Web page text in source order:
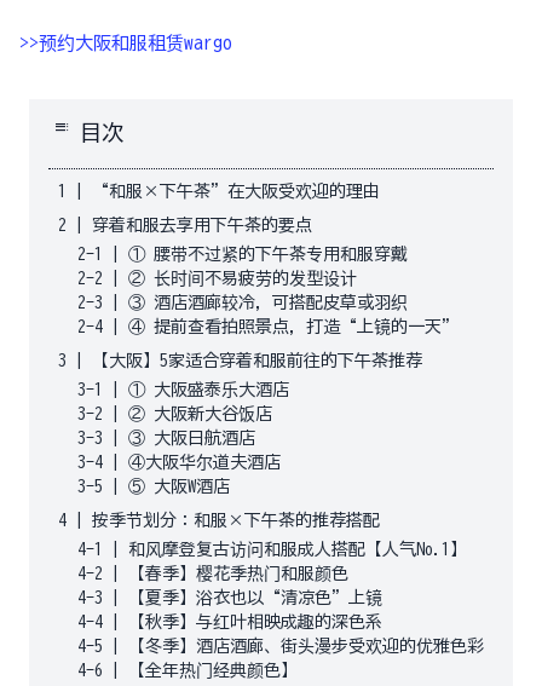
>>预约大阪和服租赁wargo
toc 目次
1
“和服×下午茶”在大阪受欢迎的理由
2
穿着和服去享用下午茶的要点
2-1
① 腰带不过紧的下午茶专用和服穿戴
2-2
② 长时间不易疲劳的发型设计
2-3
③ 酒店酒廊较冷，可搭配皮草或羽织
2-4
④ 提前查看拍照景点，打造“上镜的一天”
3
【大阪】5家适合穿着和服前往的下午茶推荐
3-1
① 大阪盛泰乐大酒店
3-2
② 大阪新大谷饭店
3-3
③ 大阪日航酒店
3-4
④大阪华尔道夫酒店
3-5
⑤ 大阪W酒店
4
按季节划分：和服×下午茶的推荐搭配
4-1
和风摩登复古访问和服成人搭配【人气No.1】
4-2
【春季】樱花季热门和服颜色
4-3
【夏季】浴衣也以“清凉色”上镜
4-4
【秋季】与红叶相映成趣的深色系
4-5
【冬季】酒店酒廊、街头漫步受欢迎的优雅色彩
4-6
【全年热门经典颜色】